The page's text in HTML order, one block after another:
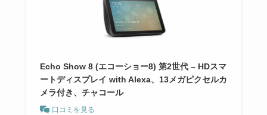
Echo Show 8 (エコーショー8) 第2世代 – HDスマ
ートディスプレイ with Alexa、13メガピクセルカ
メラ付き、チャコール
口コミを見る